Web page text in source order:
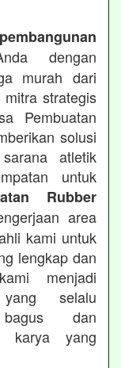
pembangunan
dengan
murah dari
strategis
Pembuatan
solusi
atletik
untuk
Rubber
area
kami untuk
lengkap dan
menjadi
selalu
bagus dan
karya yang